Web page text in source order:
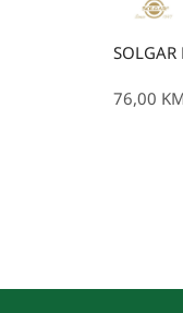
76,00